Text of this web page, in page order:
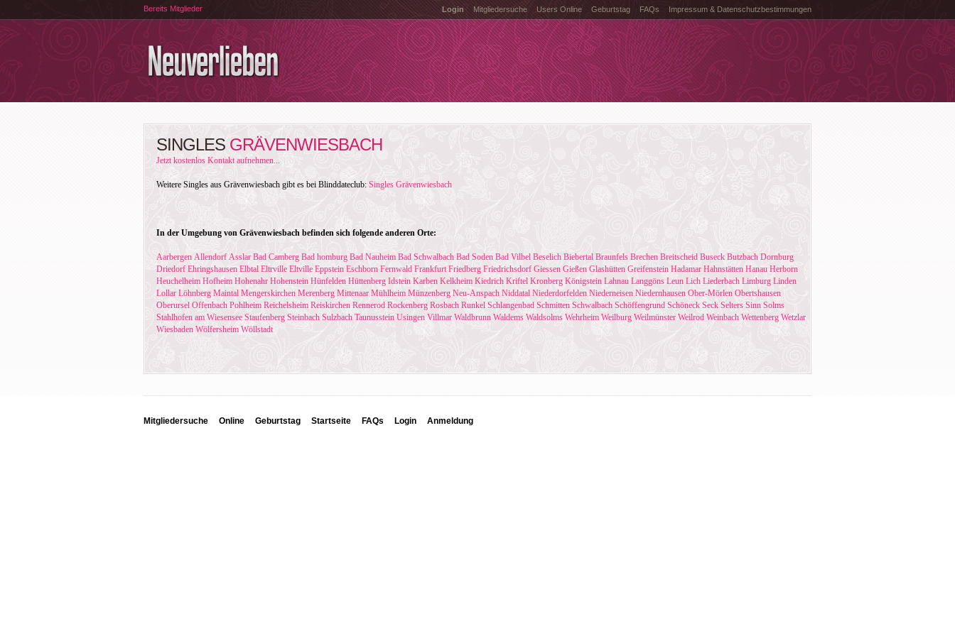
Login Mitgliedersuche Users Online Geburtstag FAQs Impressum & Datenschutzbestimmungen
Bereits Mitglieder
SINGLES GRÄVENWIESBACH
Jetzt kostenlos Kontakt aufnehmen...
Weitere Singles aus Grävenwiesbach gibt es bei Blinddateclub: Singles Grävenwiesbach
In der Umgebung von Grävenwiesbach befinden sich folgende anderen Orte:
Aarbergen Allendorf Asslar Bad Camberg Bad homburg Bad Nauheim Bad Schwalbach Bad Soden Bad Vilbel Beselich Biebertal Braunfels Brechen Breitscheid Buseck Butzbach Dornburg
Driedorf Ehringshausen Elbtal Eltrville Eltville Eppstein Eschborn Fernwald Frankfurt Friedberg Friedrichsdorf Giessen Gießen Glashütten Greifenstein Hadamar Hahnstätten Hanau Herborn
Heuchelheim Hofheim Hohenahr Hohenstein Hünfelden Hüttenberg Idstein Karben Kelkheim Kiedrich Kriftel Kronberg Königstein Lahnau Langgöns Leun Lich Liederbach Limburg Linden
Lollar Löhnberg Maintal Mengerskirchen Merenberg Mittenaar Mühlheim Münzenberg Neu-Anspach Niddatal Niederdorfelden Niederneisen Niedernhausen Ober-Mörlen Obertshausen
Oberursel Offenbach Pohlheim Reichelsheim Reiskirchen Rennerod Rockenberg Rosbach Runkel Schlangenbad Schmitten Schwalbach Schöffengrund Schöneck Seck Selters Sinn Solms
Stahlhofen am Wiesensee Staufenberg Steinbach Sulzbach Taunusstein Usingen Villmar Waldbrunn Waldems Waldsolms Wehrheim Weilburg Weilmünster Weilrod Weinbach Wettenberg Wetzlar
Wiesbaden Wölfersheim Wöllstadt
Mitgliedersuche Online Geburtstag Startseite FAQs Login Anmeldung